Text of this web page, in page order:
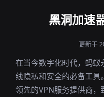
黑洞加速
更新于
在当今数字化时代，蚂
线隐私和安全的必备工
领先的VPN服务提供商